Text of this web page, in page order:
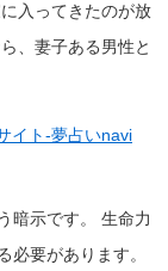
入ってきたのが放
、妻子ある男性と
イト-夢占いnavi
暗示です。
生命力
必要があります。